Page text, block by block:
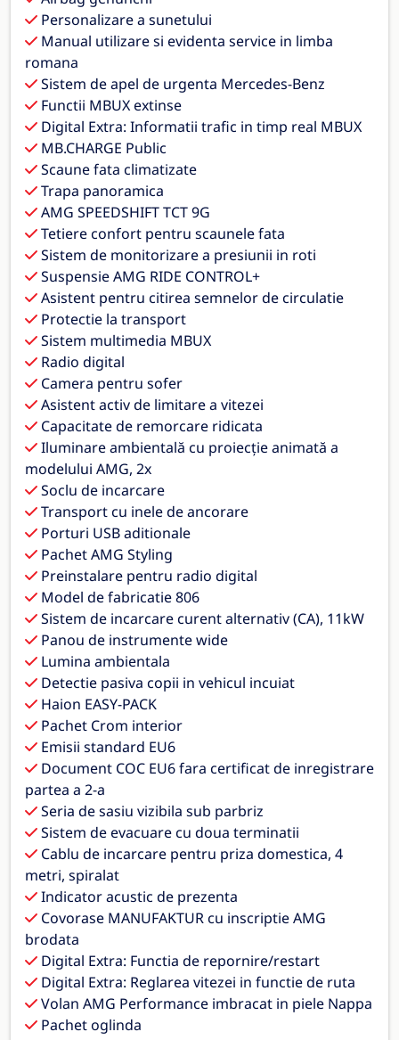
Personalizare a sunetului
Manual utilizare si evidenta service in limba
romana
Sistem de apel de urgenta Mercedes-Benz
Functii MBUX extinse
Digital Extra: Informatii trafic in timp real MBUX
MB.CHARGE Public
Scaune fata climatizate
Trapa panoramica
AMG SPEEDSHIFT TCT 9G
Tetiere confort pentru scaunele fata
Sistem de monitorizare a presiunii in roti
Suspensie AMG RIDE CONTROL+
Asistent pentru citirea semnelor de circulatie
Protectie la transport
Sistem multimedia MBUX
Radio digital
Camera pentru sofer
Asistent activ de limitare a vitezei
Capacitate de remorcare ridicata
Iluminare ambientală cu proiecție animată a
modelului AMG, 2x
Soclu de incarcare
Transport cu inele de ancorare
Porturi USB aditionale
Pachet AMG Styling
Preinstalare pentru radio digital
Model de fabricatie 806
Sistem de incarcare curent alternativ (CA), 11kW
Panou de instrumente wide
Lumina ambientala
Detectie pasiva copii in vehicul incuiat
Haion EASY-PACK
Pachet Crom interior
Emisii standard EU6
Document COC EU6 fara certificat de inregistrare
partea a 2-a
Seria de sasiu vizibila sub parbriz
Sistem de evacuare cu doua terminatii
Cablu de incarcare pentru priza domestica, 4
metri, spiralat
Indicator acustic de prezenta
Covorase MANUFAKTUR cu inscriptie AMG
brodata
Digital Extra: Functia de repornire/restart
Digital Extra: Reglarea vitezei in functie de ruta
Volan AMG Performance imbracat in piele Nappa
Pachet oglinda